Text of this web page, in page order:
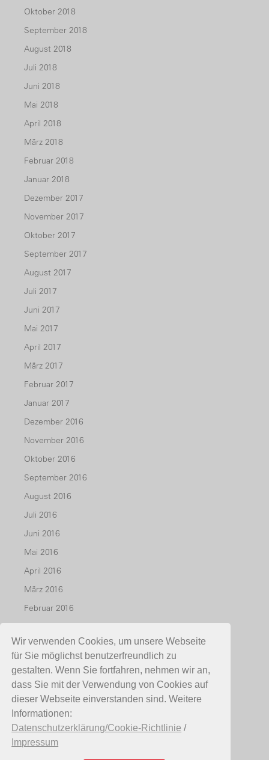
Wir verwenden Cookies, um unsere Webseite
für Sie möglichst benutzerfreundlich zu
gestalten. Wenn Sie fortfahren, nehmen wir an,
dass Sie mit der Verwendung von Cookies auf
dieser Webseite einverstanden sind. Weitere
Informationen:
Datenschutzerklärung/Cookie-Richtlinie /
Impressum
Oktober 2018
September 2018
August 2018
Juli 2018
Juni 2018
Mai 2018
April 2018
März 2018
Februar 2018
Januar 2018
Dezember 2017
November 2017
Oktober 2017
September 2017
August 2017
Juli 2017
Juni 2017
Mai 2017
April 2017
März 2017
Februar 2017
Januar 2017
Dezember 2016
November 2016
Oktober 2016
September 2016
August 2016
Juli 2016
Juni 2016
Mai 2016
April 2016
März 2016
Februar 2016
Januar 2016
Dezember 2015
November 2015
Oktober 2015
Juli 2015
Mai 2015
April 2015